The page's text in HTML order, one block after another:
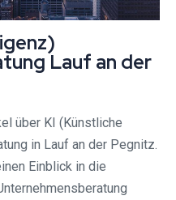
Lauf an der
über KI (Künstliche
in Lauf an der Pegnitz.
Einblick in die